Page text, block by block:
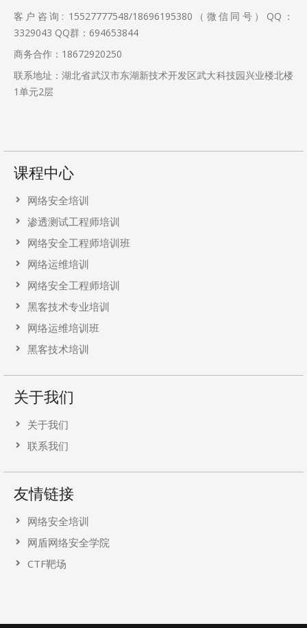
客户咨询: 15527777548/18696195380（微信同号）QQ：
3329043 QQ群：694653844
商务合作：18672920250
联系地址：湖北省武汉市东湖新技术开发区武大科技园兴业楼北楼
1单元2层
课程中心
网络安全培训
渗透测试工程师培训
网络安全工程师培训班
网络运维培训
网络安全工程师培训
黑客技术专业培训
网络运维培训班
黑客技术培训
关于我们
关于我们
联系我们
友情链接
网络安全培训
网盾网络安全学院
CTF靶场